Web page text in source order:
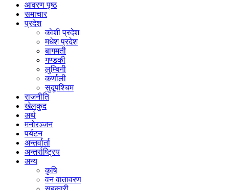
आवरण पृष्‍ठ
समाचार
प्रदेश
काेशी प्रदेश
मधेश प्रदेश
बागमती
गण्डकी
लुम्बिनी
कर्णाली
सुदूपश्‍चिम
राजनीति
खेलकुद
अर्थ
मनोरञ्‍जन
पर्यटन
अन्तर्वार्ता
अन्तर्राष्‍ट्रिय
अन्य
कृषि
वन वातावरण